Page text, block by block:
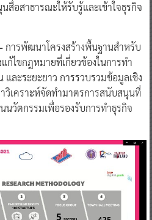
อสาธารณะให้รับรู้และเข้าใจธุรกิจ
การพัฒนาโครงสร้างพื้นฐานสำหรับ
ก้ไขกฎหมายที่เกี่ยวข้องในการทำ
และระยะยาว การรวบรวมข้อมูลเชิง
เคราะห์จัดทำมาตรการสนับสนุนที่
วัตกรรมเพื่อรองรับการทำธุรกิจ